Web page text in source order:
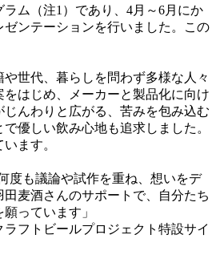
ム（注1）であり、4月～6月にか
ンテーションを行いました。この
世代、暮らしを問わず多様な人々
はじめ、メーカーと製品化に向け
んわりと広がる、苦みを包み込む
優しい飲み心地も追求しました。
ます。
度も議論や試作を重ね、想いをデ
麦酒さんのサポートで、自分たち
っています」
フトビールプロジェクト特設サイ